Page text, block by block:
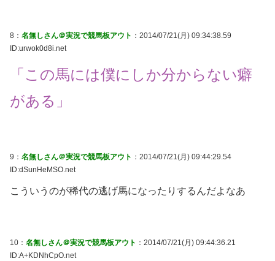
8： 名無しさん＠実況で競馬板アウト ：2014/07/21(月) 09:34:38.59
ID:urwok0d8i.net
「この馬には僕にしか分からない癖
がある」
9： 名無しさん＠実況で競馬板アウト ：2014/07/21(月) 09:44:29.54
ID:dSunHeMSO.net
こういうのが稀代の逃げ馬になったりするんだよなあ
10： 名無しさん＠実況で競馬板アウト ：2014/07/21(月) 09:44:36.21
ID:A+KDNhCpO.net